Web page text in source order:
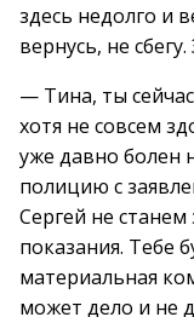
здесь недолго и
вернусь, не
— Тина, ты
хотя не совсем
уже давно болен
полицию с
Сергей не
показания. Тебе
материальная
может дело и не